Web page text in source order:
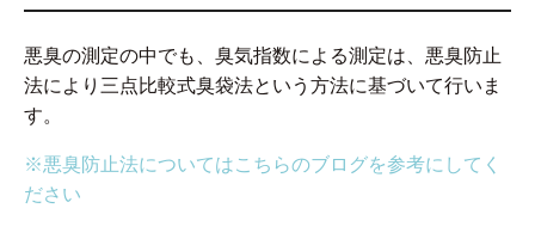
悪臭の測定の中でも、臭気指数による測定は、悪臭防止
法により三点比較式臭袋法という方法に基づいて行いま
す。
※悪臭防止法についてはこちらのブログを参考にしてく
ださい